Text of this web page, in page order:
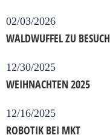
02/03/2026
WALDWUFFEL ZU BESUCH
12/30/2025
WEIHNACHTEN 2025
12/16/2025
ROBOTIK BEI MKT